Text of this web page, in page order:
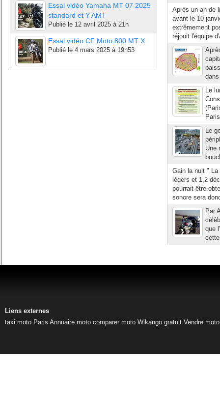
Essai vidéo Yamaha MT 07 2025
standard et Y AMT
Publié le 12 avril 2025 à 21h
Essai vidéo CF Moto 800 MT X
Publié le 4 mars 2025 à 19h53
Après un an de
avant le 10
extrêmement
réjouit l'équipe
Le
Le
Une
Gain la nuit "
légers et 1,2
pourrait être
sonore sera
Par
que
Liens externes
taxi moto Paris Annuaire moto comparer moto Wikango gratuit Vendre moto